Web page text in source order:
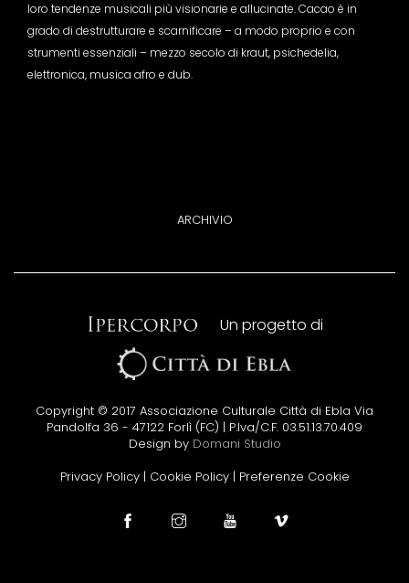
loro tendenze musicali più visionarie e allucinate. Cacao è in
grado di destrutturare e scarnificare – a modo proprio e con
strumenti essenziali – mezzo secolo di kraut, psichedelia,
elettronica, musica afro e dub.
ARCHIVIO
Un progetto di
Copyright © 2017 Associazione Culturale Città di Ebla Via
Pandolfa 36 - 47122 Forlì (FC) | P.Iva/C.F. 03.51.13.70.409
Design by Domani Studio
Privacy Policy| Cookie Policy| Preferenze Cookie